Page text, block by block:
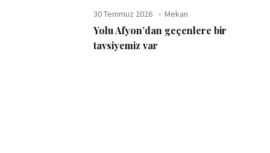
30 Temmuz 2026 Mekan
Yolu Afyon’dan geçenlere bir
tavsiyemiz var